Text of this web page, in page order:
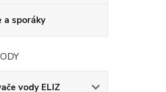
a sporáky
vody ELIZ